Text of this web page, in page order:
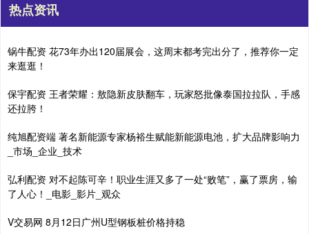
热点资讯
锅牛配资 花73年办出120届展会，这周末都考完出分了，推荐你一定
来逛逛！
保宇配资 王者荣耀：敖隐新皮肤翻车，玩家怒批像泰国拉拉队，手感
还拉胯！
纯旭配资端 著名新能源专家杨裕生赋能新能源电池，扩大品牌影响力
_市场_企业_技术
弘利配资 对不起陈可辛！职业生涯又多了一处“败笔”，赢了票房，输
了人心！_电影_影片_观众
V交易网 8月12日广州U型钢板桩价格持稳